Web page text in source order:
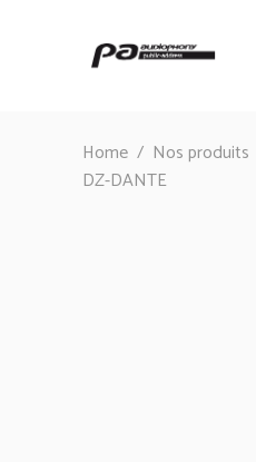
Home / Nos produits
DZ-DANTE